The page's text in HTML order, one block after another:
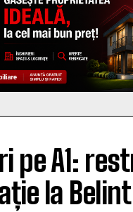
pe A1:
la Belint